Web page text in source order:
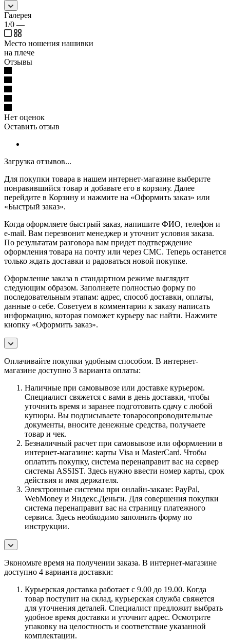
Галерея
1/0 —
Место ношения нашивки
на плече
Отзывы
Нет оценок
Оставить отзыв
Загрузка отзывов...
Для покупки товара в нашем интернет-магазине выберите
понравившийся товар и добавьте его в корзину. Далее
перейдите в Корзину и нажмите на «Оформить заказ» или
«Быстрый заказ».
Когда оформляете быстрый заказ, напишите ФИО, телефон и
e-mail. Вам перезвонит менеджер и уточнит условия заказа.
По результатам разговора вам придет подтверждение
оформления товара на почту или через СМС. Теперь останется
только ждать доставки и радоваться новой покупке.
Оформление заказа в стандартном режиме выглядит
следующим образом. Заполняете полностью форму по
последовательным этапам: адрес, способ доставки, оплаты,
данные о себе. Советуем в комментарии к заказу написать
информацию, которая поможет курьеру вас найти. Нажмите
кнопку «Оформить заказ».
Оплачивайте покупки удобным способом. В интернет-
магазине доступно 3 варианта оплаты:
Наличные при самовывозе или доставке курьером.
Специалист свяжется с вами в день доставки, чтобы
уточнить время и заранее подготовить сдачу с любой
купюры. Вы подписываете товаросопроводительные
документы, вносите денежные средства, получаете
товар и чек.
Безналичный расчет при самовывозе или оформлении в
интернет-магазине: карты Visa и MasterCard. Чтобы
оплатить покупку, система перенаправит вас на сервер
системы ASSIST. Здесь нужно ввести номер карты, срок
действия и имя держателя.
Электронные системы при онлайн-заказе: PayPal,
WebMoney и Яндекс.Деньги. Для совершения покупки
система перенаправит вас на страницу платежного
сервиса. Здесь необходимо заполнить форму по
инструкции.
Экономьте время на получении заказа. В интернет-магазине
доступно 4 варианта доставки:
Курьерская доставка работает с 9.00 до 19.00. Когда
товар поступит на склад, курьерская служба свяжется
для уточнения деталей. Специалист предложит выбрать
удобное время доставки и уточнит адрес. Осмотрите
упаковку на целостность и соответствие указанной
комплектации.